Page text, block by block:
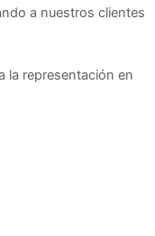
a nuestros clientes
la representación en